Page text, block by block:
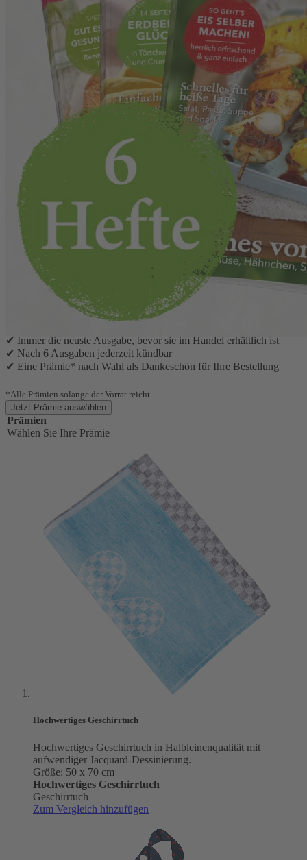
Zum Anfang der Bildergalerie springen
Einfach Hausgemacht Print-
Abo
Verpassen Sie keine Ausgabe und lesen Sie EINFACH
HAUSGEMACHT, das Magazin für Haus und Küche, im Abo
– mit kreativem Input für die Küche und Ihr Zuhause.
Ihre Abonnement-Vorteile:
✔ 6 Ausgaben für nur 46,80 €
✔ Immer die neuste Ausgabe, bevor sie im Handel erhältlich ist
✔ Nach 6 Ausgaben jederzeit kündbar
✔ Eine Prämie* nach Wahl als Dankeschön für Ihre Bestellung
*Alle Prämien solange der Vorrat reicht.
Jetzt Prämie auswählen
Prämien
Wählen Sie Ihre Prämie
Hochwertiges Geschirrtuch
Hochwertiges Geschirrtuch in Halbleinenqualität mit
aufwendiger Jacquard-Dessinierung.
Größe: 50 x 70 cm
Hochwertiges Geschirrtuch
Geschirrtuch
Zum Vergleich hinzufügen